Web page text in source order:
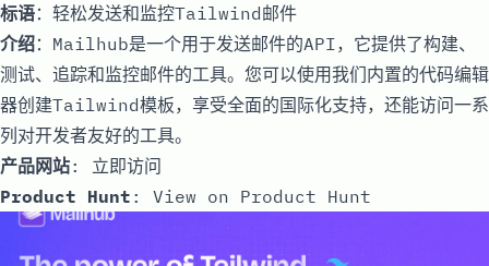
标语：轻松发送和监控Tailwind邮件
介绍：Mailhub是一个用于发送邮件的API，它提供了构建、
测试、追踪和监控邮件的工具。您可以使用我们内置的代码编辑
器创建Tailwind模板，享受全面的国际化支持，还能访问一系
列对开发者友好的工具。
产品网站: 立即访问
Product Hunt : View on Product Hunt